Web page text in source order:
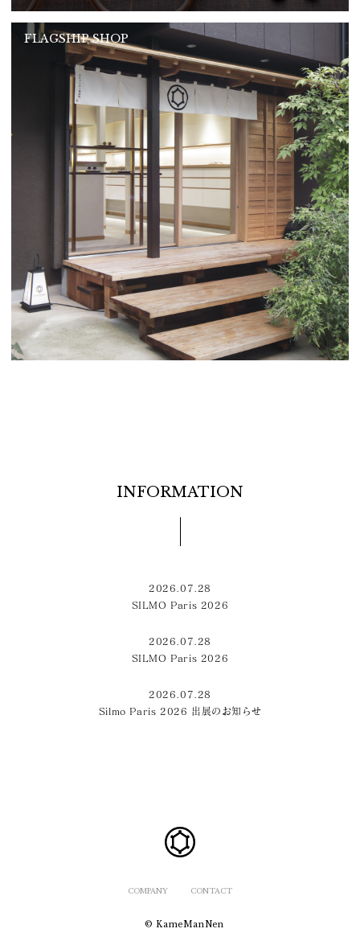
FLAGSHIP SHOP
INFORMATION
2026.07.28
SILMO Paris 2026
2026.07.28
SILMO Paris 2026
2026.07.28
Silmo Paris 2026 出展のお知らせ
COMPANY CONTACT
© KameManNen